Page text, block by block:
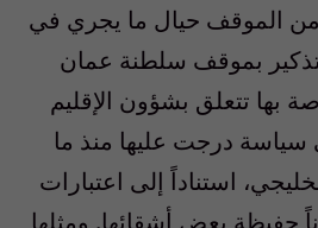
الموقف حيال ما يجري في
بموقف سلطنة عمان
بها تتعلق بشؤون الإقليم
سياسة درجت عليها منذ ما
استناداً إلى اعتبارات